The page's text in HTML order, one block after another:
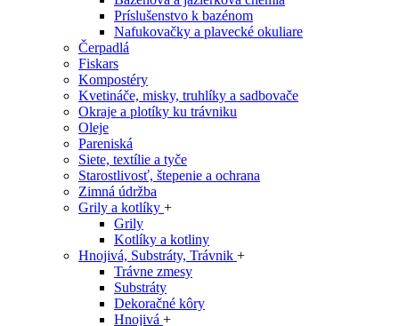
Príslušenstvo k bazénom
Nafukovačky a plavecké okuliare
Čerpadlá
Fiskars
Kompostéry
Kvetináče, misky, truhlíky a sadbovače
Okraje a plotíky ku trávniku
Oleje
Pareniská
Siete, textílie a tyče
Starostlivosť, štepenie a ochrana
Zimná údržba
Grily a kotlíky +
Grily
Kotlíky a kotliny
Hnojivá, Substráty, Trávnik +
Trávne zmesy
Substráty
Dekoračné kôry
Hnojivá +